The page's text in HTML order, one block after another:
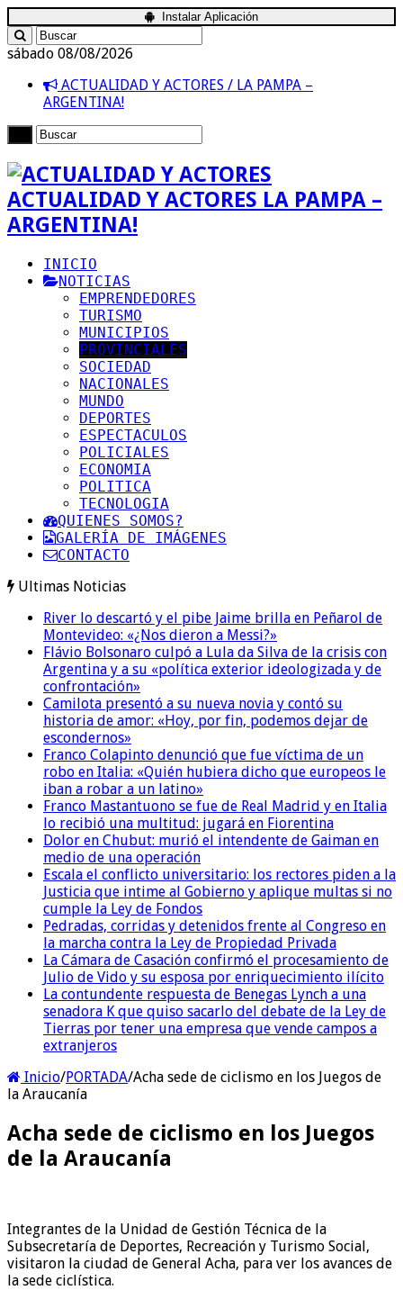
Instalar Aplicación
sábado 08/08/2026
ACTUALIDAD Y ACTORES / LA PAMPA –
ARGENTINA!
ACTUALIDAD Y ACTORES LA PAMPA –
ARGENTINA!
INICIO
NOTICIAS
EMPRENDEDORES
TURISMO
MUNICIPIOS
PROVINCIALES
SOCIEDAD
NACIONALES
MUNDO
DEPORTES
ESPECTACULOS
POLICIALES
ECONOMIA
POLITICA
TECNOLOGIA
QUIENES SOMOS?
GALERÍA DE IMÁGENES
CONTACTO
Ultimas Noticias
River lo descartó y el pibe Jaime brilla en Peñarol de
Montevideo: «¿Nos dieron a Messi?»
Flávio Bolsonaro culpó a Lula da Silva de la crisis con
Argentina y a su «política exterior ideologizada y de
confrontación»
Camilota presentó a su nueva novia y contó su
historia de amor: «Hoy, por fin, podemos dejar de
escondernos»
Franco Colapinto denunció que fue víctima de un
robo en Italia: «Quién hubiera dicho que europeos le
iban a robar a un latino»
Franco Mastantuono se fue de Real Madrid y en Italia
lo recibió una multitud: jugará en Fiorentina
Dolor en Chubut: murió el intendente de Gaiman en
medio de una operación
Escala el conflicto universitario: los rectores piden a la
Justicia que intime al Gobierno y aplique multas si no
cumple la Ley de Fondos
Pedradas, corridas y detenidos frente al Congreso en
la marcha contra la Ley de Propiedad Privada
La Cámara de Casación confirmó el procesamiento de
Julio de Vido y su esposa por enriquecimiento ilícito
La contundente respuesta de Benegas Lynch a una
senadora K que quiso sacarlo del debate de la Ley de
Tierras por tener una empresa que vende campos a
extranjeros
Inicio/PORTADA/Acha sede de ciclismo en los Juegos de
la Araucanía
Acha sede de ciclismo en los Juegos
de la Araucanía
Integrantes de la Unidad de Gestión Técnica de la
Subsecretaría de Deportes, Recreación y Turismo Social,
visitaron la ciudad de General Acha, para ver los avances de
la sede ciclística.